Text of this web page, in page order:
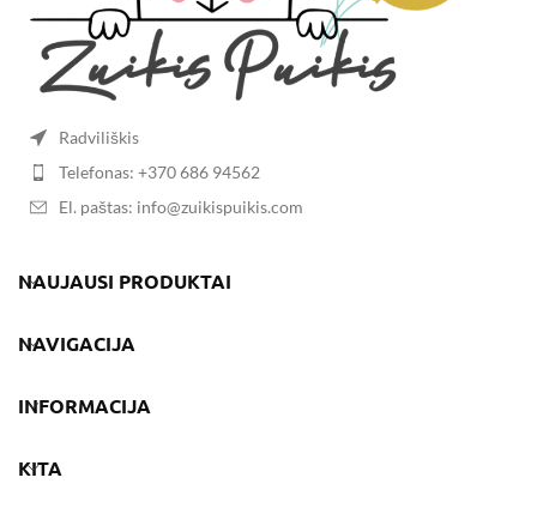
Radviliškis
Telefonas: +370 686 94562
El. paštas: info@zuikispuikis.com
NAUJAUSI PRODUKTAI
NAVIGACIJA
INFORMACIJA
KITA